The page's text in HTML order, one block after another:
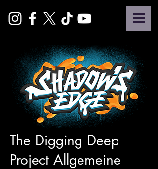
The Digging Deep
Project Allgemeine